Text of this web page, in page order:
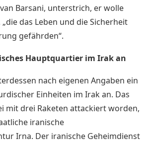
Barsani, unterstrich, er wolle
das Leben und die Sicherheit
gefährden“.
Hauptquartier im Irak an
nach eigenen Angaben ein
Einheiten im Irak an. Das
mit drei Raketen attackiert worden,
iranische
Irna. Der iranische Geheimdienst